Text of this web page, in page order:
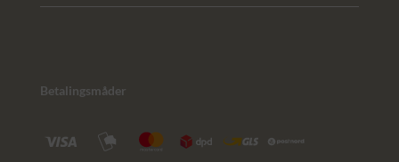
Betalingsmåder